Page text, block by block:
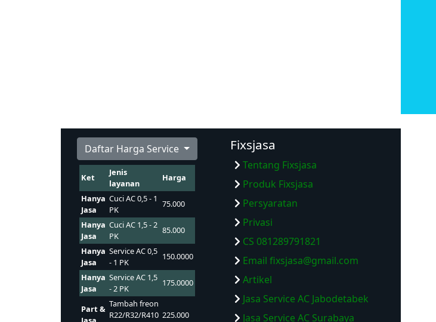
Daftar Harga Service
Ket
Jenis
layanan
Harga
Hanya
Jasa
Cuci AC 0,5 - 1
PK
75.000
Hanya
Jasa
Cuci AC 1,5 - 2
PK
85.000
Hanya
Jasa
Service AC 0,5
- 1 PK
150.0000
Hanya
Jasa
Service AC 1,5
- 2 PK
175.0000
Part & Tambah freon
R22/R32/R410 225.000
Fixsjasa
Tentang Fixsjasa
Produk Fixsjasa
Persyaratan
Privasi
CS 081289791821
Email fixsjasa@gmail.com
Artikel
Jasa Service AC Jabodetabek
Jasa Service AC Surabaya